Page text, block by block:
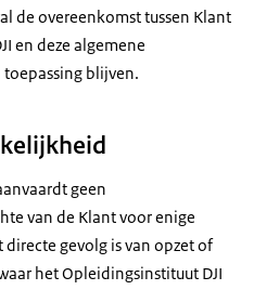
de overeenkomst tussen Klant
en deze algemene
blijven.
geen
van de Klant voor enige
gevolg is van opzet of
het Opleidingsinstituut DJI